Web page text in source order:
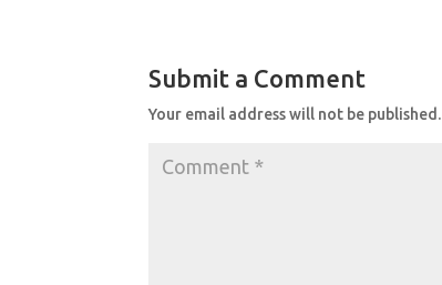
b
o
k
A
p
Submit a Comment
Your email address will not be published.